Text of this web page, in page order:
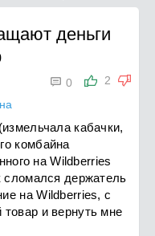
деньги
2
 0
кабачки,
комбайна
на Wildberries
сломался держатель
на Wildberries, с
и вернуть мне